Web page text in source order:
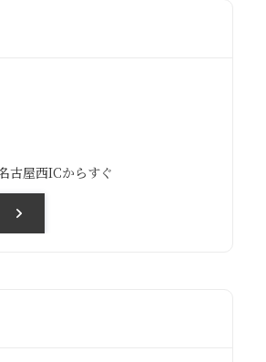
古屋西ICからすぐ